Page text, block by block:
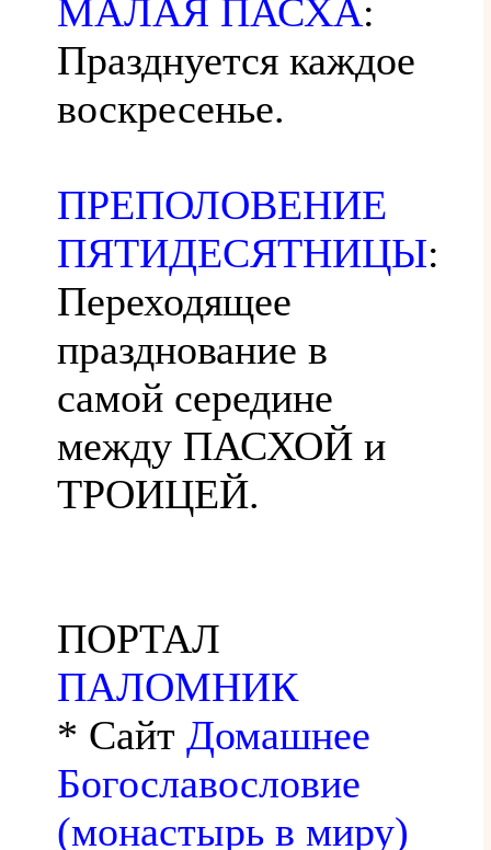
МАЛАЯ ПАСХА:
Празднуется каждое
воскресенье.
ПРЕПОЛОВЕНИЕ
ПЯТИДЕСЯТНИЦЫ:
Переходящее
празднование в
самой середине
между ПАСХОЙ и
ТРОИЦЕЙ.
ПОРТАЛ
ПАЛОМНИК
* Сайт Домашнее
Богославословие
(монастырь в миру)